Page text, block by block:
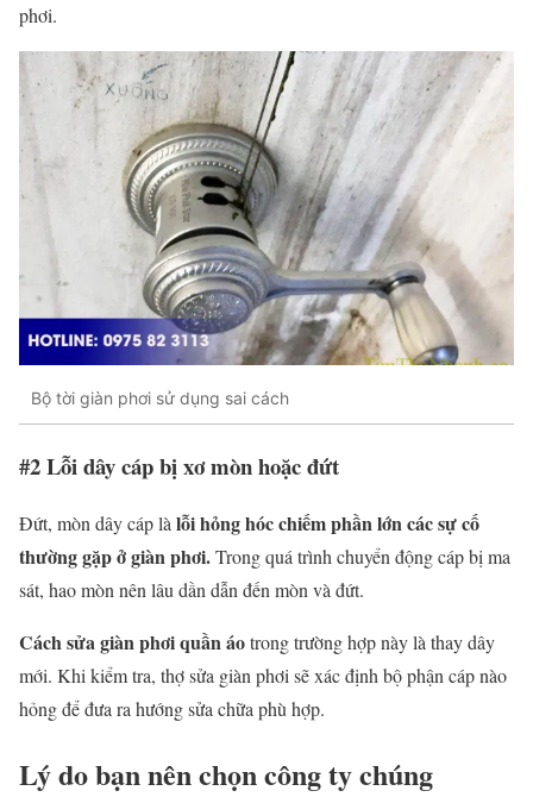
phơi.
Bộ tời giàn phơi sử dụng sai cách
#2 Lỗi dây cáp bị xơ mòn hoặc đứt
Đứt, mòn dây cáp làlỗi hỏng hóc chiếm phần lớn các sự cố
thường gặp ở giàn phơi.Trong quá trình chuyển động cáp bị ma
sát, hao mòn nên lâu dần dẫn đến mòn và đứt.
Cách sửa giàn phơi quần áotrong trường hợp này là thay dây
mới. Khi kiểm tra, thợ sửa giàn phơi sẽ xác định bộ phận cáp nào
hỏng để đưa ra hướng sửa chữa phù hợp.
Lý do bạn nên chọn công ty chúng